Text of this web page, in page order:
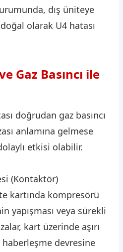
dış üniteye
olarak U4 hatası
Gaz Basıncı ile
doğrudan gaz basıncı
anlamına gelmese
etkisi olabilir.
(Kontaktör)
kartında kompresörü
yapışması veya sürekli
kart üzerinde aşırı
devresine